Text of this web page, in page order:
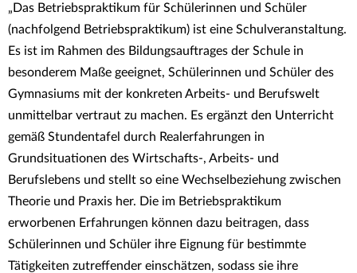
„Das Betriebspraktikum für Schülerinnen und Schüler
(nachfolgend Betriebspraktikum) ist eine Schulveranstaltung.
Es ist im Rahmen des Bildungsauftrages der Schule in
besonderem Maße geeignet, Schülerinnen und Schüler des
Gymnasiums mit der konkreten Arbeits- und Berufswelt
unmittelbar vertraut zu machen. Es ergänzt den Unterricht
gemäß Stundentafel durch Realerfahrungen in
Grundsituationen des Wirtschafts-, Arbeits- und
Berufslebens und stellt so eine Wechselbeziehung zwischen
Theorie und Praxis her. Die im Betriebspraktikum
erworbenen Erfahrungen können dazu beitragen, dass
Schülerinnen und Schüler ihre Eignung für bestimmte
Tätigkeiten zutreffender einschätzen, sodass sie ihre